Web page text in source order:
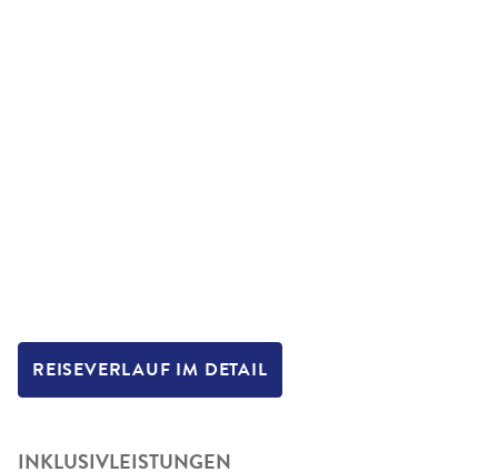
REISEVERLAUF IM DETAIL
INKLUSIVLEISTUNGEN